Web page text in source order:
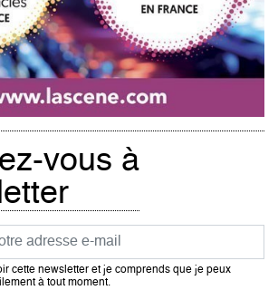
vous à
cette newsletter et je comprends que je peux
à tout moment.